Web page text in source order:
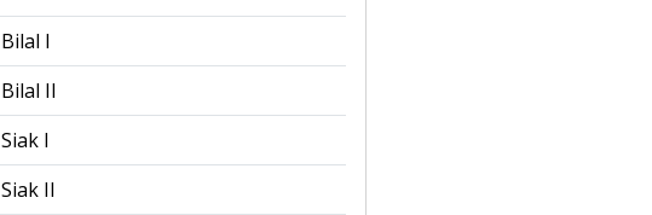
Bilal I
Bilal II
Siak I
Siak II